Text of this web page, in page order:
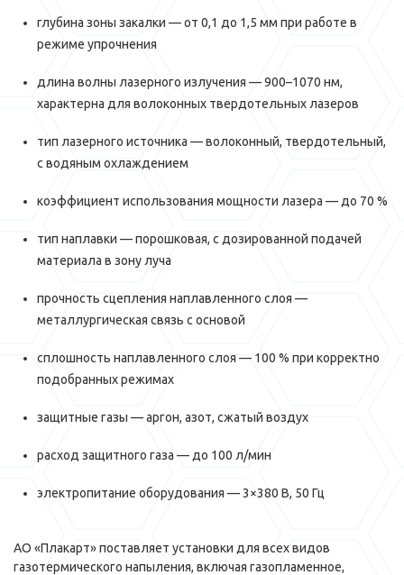
глубина зоны закалки — от 0,1 до 1,5 мм при работе в
режиме упрочнения
длина волны лазерного излучения — 900–1070 нм,
характерна для волоконных твердотельных лазеров
тип лазерного источника — волоконный, твердотельный,
с водяным охлаждением
коэффициент использования мощности лазера — до 70 %
тип наплавки — порошковая, с дозированной подачей
материала в зону луча
прочность сцепления наплавленного слоя —
металлургическая связь с основой
сплошность наплавленного слоя — 100 % при корректно
подобранных режимах
защитные газы — аргон, азот, сжатый воздух
расход защитного газа — до 100 л/мин
электропитание оборудования — 3×380 В, 50 Гц
АО «Плакарт» поставляет установки для всех видов
газотермического напыления, включая газопламенное,